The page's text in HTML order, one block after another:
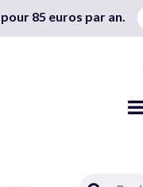
85 euros par an.